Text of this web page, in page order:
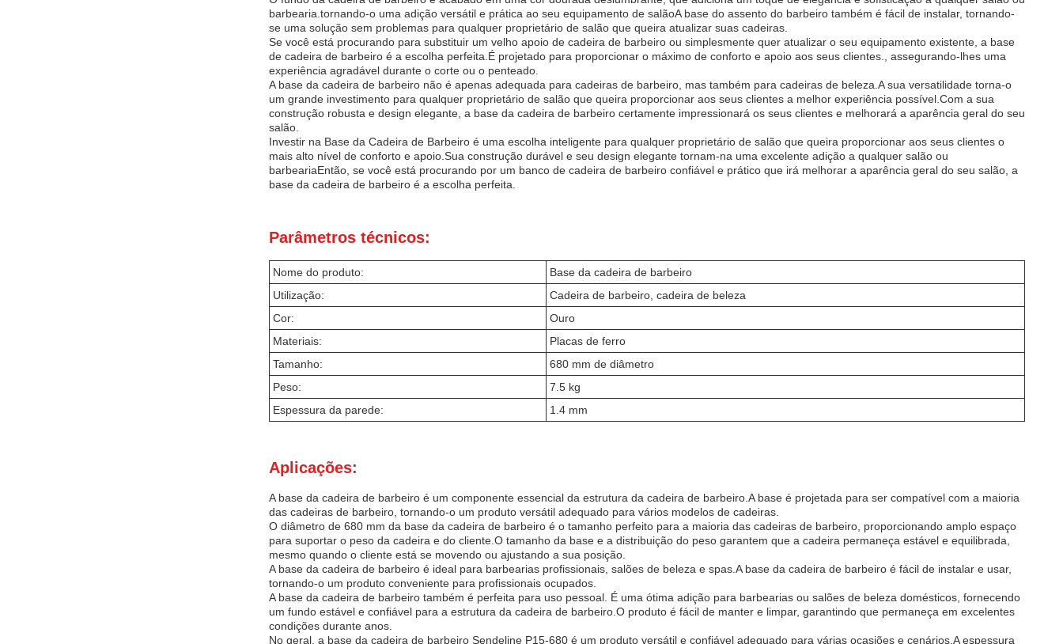
barbearia.tornando-o uma adição versátil e prática ao seu equipamento de salãoA base do assento do barbeiro também é fácil de instalar, tornando-
se uma solução sem problemas para qualquer proprietário de salão que queira atualizar suas cadeiras.
Se você está procurando para substituir um velho apoio de cadeira de barbeiro ou simplesmente quer atualizar o seu equipamento existente, a base
de cadeira de barbeiro é a escolha perfeita.É projetado para proporcionar o máximo de conforto e apoio aos seus clientes., assegurando-lhes uma
experiência agradável durante o corte ou o penteado.
A base da cadeira de barbeiro não é apenas adequada para cadeiras de barbeiro, mas também para cadeiras de beleza.A sua versatilidade torna-o
um grande investimento para qualquer proprietário de salão que queira proporcionar aos seus clientes a melhor experiência possível.Com a sua
construção robusta e design elegante, a base da cadeira de barbeiro certamente impressionará os seus clientes e melhorará a aparência geral do seu
salão.
Investir na Base da Cadeira de Barbeiro é uma escolha inteligente para qualquer proprietário de salão que queira proporcionar aos seus clientes o
mais alto nível de conforto e apoio.Sua construção durável e seu design elegante tornam-na uma excelente adição a qualquer salão ou
barbeariaEntão, se você está procurando por um banco de cadeira de barbeiro confiável e prático que irá melhorar a aparência geral do seu salão, a
base da cadeira de barbeiro é a escolha perfeita.
Parâmetros técnicos:
Nome do produto:
Base da cadeira de barbeiro
Utilização:
Cadeira de barbeiro, cadeira de beleza
Cor:
Ouro
Materiais:
Placas de ferro
Tamanho:
680 mm de diâmetro
Peso:
7.5 kg
Espessura da parede:
1.4 mm
Aplicações:
A base da cadeira de barbeiro é um componente essencial da estrutura da cadeira de barbeiro.A base é projetada para ser compatível com a maioria
das cadeiras de barbeiro, tornando-o um produto versátil adequado para vários modelos de cadeiras.
O diâmetro de 680 mm da base da cadeira de barbeiro é o tamanho perfeito para a maioria das cadeiras de barbeiro, proporcionando amplo espaço
para suportar o peso da cadeira e do cliente.O tamanho da base e a distribuição do peso garantem que a cadeira permaneça estável e equilibrada,
mesmo quando o cliente está se movendo ou ajustando a sua posição.
A base da cadeira de barbeiro é ideal para barbearias profissionais, salões de beleza e spas.A base da cadeira de barbeiro é fácil de instalar e usar,
tornando-o um produto conveniente para profissionais ocupados.
A base da cadeira de barbeiro também é perfeita para uso pessoal. É uma ótima adição para barbearias ou salões de beleza domésticos, fornecendo
um fundo estável e confiável para a estrutura da cadeira de barbeiro.O produto é fácil de manter e limpar, garantindo que permaneça em excelentes
condições durante anos.
No geral, a base da cadeira de barbeiro Sendeline P15-680 é um produto versátil e confiável adequado para várias ocasiões e cenários.A espessura